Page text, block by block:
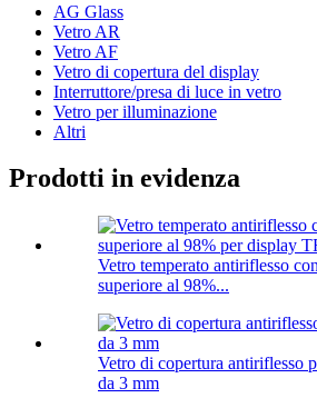
AG Glass
Vetro AR
Vetro AF
Vetro di copertura del display
Interruttore/presa di luce in vetro
Vetro per illuminazione
Altri
Prodotti in evidenza
Vetro temperato antiriflesso
superiore al 98%...
Vetro di copertura antiriflesso
da 3 mm